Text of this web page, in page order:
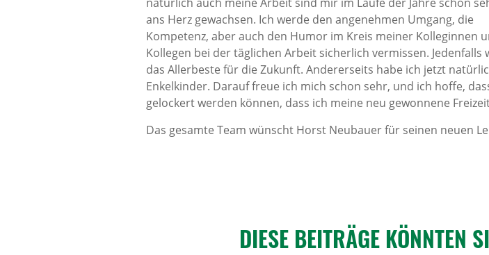
ans Herz gewachsen. Ich werde den angenehmen Umgang, die
Kompetenz, aber auch den Humor im Kreis meiner Kolleginnen
Kollegen bei der täglichen Arbeit sicherlich vermissen.
das Allerbeste für die Zukunft. Andererseits habe ich jetzt
Enkelkinder. Darauf freue ich mich schon sehr, und ich hoffe,
gelockert werden können, dass ich meine neu gewonnene
Das gesamte Team wünscht Horst Neubauer für seinen neuen
DIESE BEITRÄGE KÖNNTEN